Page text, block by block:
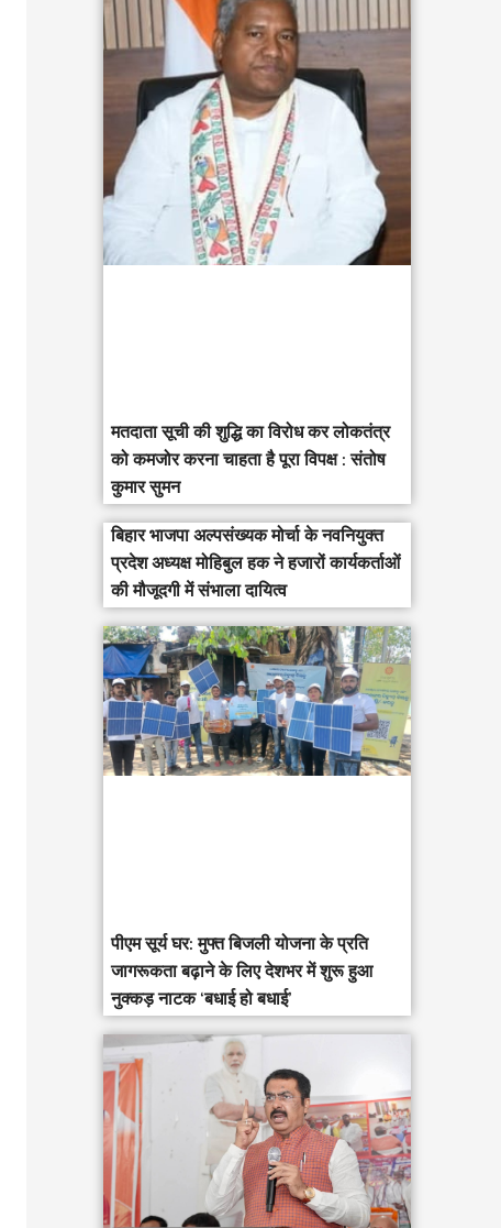
मतदाता सूची की शुद्धि का विरोध कर लोकतंत्र
को कमजोर करना चाहता है पूरा विपक्ष : संतोष
कुमार सुमन
बिहार भाजपा अल्पसंख्यक मोर्चा के नवनियुक्त
प्रदेश अध्यक्ष मोहिबुल हक ने हजारों कार्यकर्ताओं
की मौजूदगी में संभाला दायित्व
पीएम सूर्य घर: मुफ्त बिजली योजना के प्रति
जागरूकता बढ़ाने के लिए देशभर में शुरू हुआ
नुक्कड़ नाटक ‘बधाई हो बधाई’